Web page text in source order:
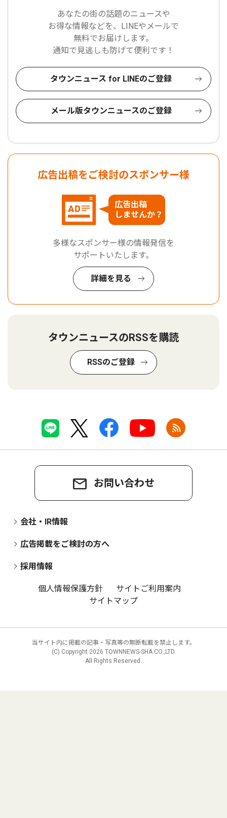
あなたの街の話題のニュースや
お得な情報などを、LINEやメールで
無料でお届けします。
通知で見逃しも防げて便利です！
タウンニュース for LINEのご登録
メール版タウンニュースのご登録
広告出稿をご検討のスポンサー様
広告出稿
しませんか？
多様なスポンサー様の情報発信を
サポートいたします。
詳細を見る
タウンニュースのRSSを購読
RSSのご登録
お問い合わせ
会社・IR情報
広告掲載をご検討の方へ
採用情報
個人情報保護方針
サイトご利用案内
サイトマップ
当サイト内に掲載の記事・写真等の無断転載を禁止します。
(C) Copyright 2026 TOWNNEWS-SHA CO.,LTD.
All Rights Reserved.